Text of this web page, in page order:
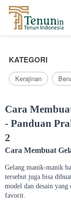
KATEGORI
Kerajinan
Cara
- Panduan
2
Cara Membuat
Gelang manik-manik
tersebut juga bisa
model dan desain
favorit.